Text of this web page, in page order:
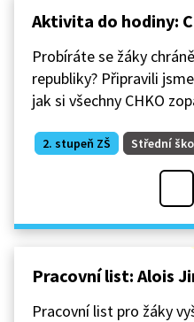
Aktivita do hodiny:
Probíráte se žáky
republiky? Připravili
jak si všechny CHKO
2. stupeň ZŠ Střední
Pracovní list: Alois
Pracovní list pro žáky